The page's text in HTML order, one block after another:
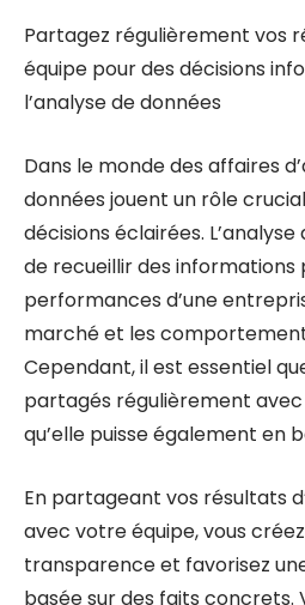
Partagez régulièrement vos
équipe pour des décisions
l’analyse de données
Dans le monde des affaires
données jouent un rôle
décisions éclairées.
de recueillir des informations
performances d’une
marché et les
Cependant, il est essentiel
partagés régulièrement
qu’elle puisse également en
En partageant vos résultats
avec votre équipe, vous
transparence et favorisez
basée sur des faits concrets.